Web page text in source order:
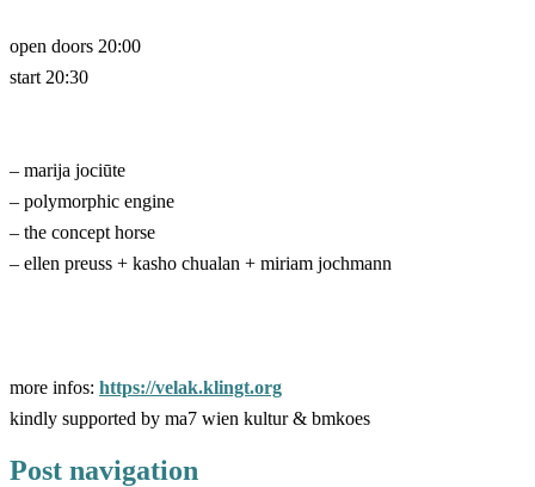
open doors 20:00
start 20:30
– marija jociūte
– polymorphic engine
– the concept horse
– ellen preuss + kasho chualan + miriam jochmann
more infos: https://velak.klingt.org
kindly supported by ma7 wien kultur & bmkoes
Post navigation